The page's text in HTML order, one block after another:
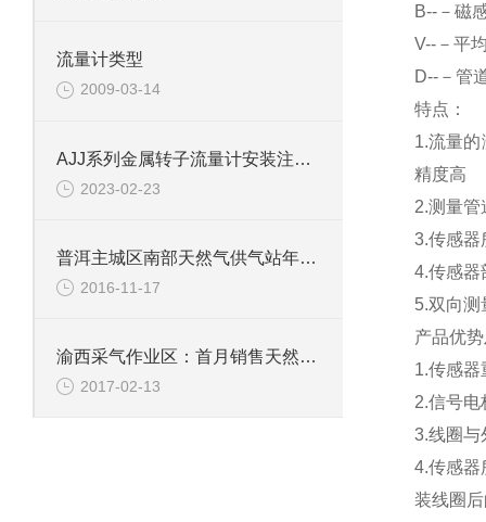
流量计类型
2009-03-14
AJJ系列金属转子流量计安装注意事项
2023-02-23
普洱主城区南部天然气供气站年内有望投入使用
2016-11-17
渝西采气作业区：首月销售天然气破6千万方
2017-02-13
B--－磁
V--－平
D--－管
特点：
1.流量的
精度高
2.测量管
3.传感器
4.传感器
5.双向测
产品优
1.传感器
2.信号电
3.线圈与
4.传感器
装线圈